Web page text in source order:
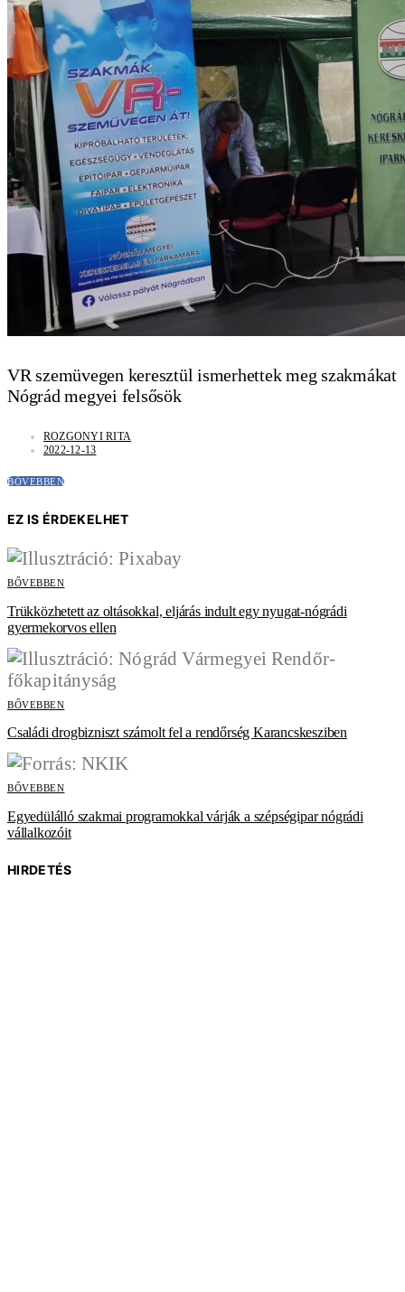
VR szemüvegen keresztül ismerhettek meg szakmákat
Nógrád megyei felsősök
ROZGONYI RITA
2022-12-13
BŐVEBBEN
EZ IS ÉRDEKELHET
BŐVEBBEN
Trükközhetett az oltásokkal, eljárás indult egy nyugat-nógrádi
gyermekorvos ellen
BŐVEBBEN
Családi drogbizniszt számolt fel a rendőrség Karancskesziben
BŐVEBBEN
Egyedülálló szakmai programokkal várják a szépségipar nógrádi
vállalkozóit
HIRDETÉS